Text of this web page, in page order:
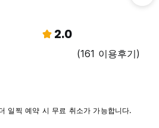
2.0
(161 이용후기)
일찍 예약 시 무료 취소가 가능합니다.